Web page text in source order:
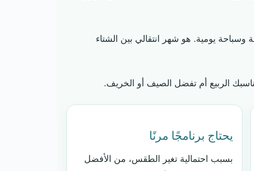
يومية. هو شهر انتقالي بين الشتاء
الربيع أم تفضل الصيف أو الخريف.
يحتاج برنامجًا مرنًا
بسبب احتمالية تغير الطقس، من الأفضل